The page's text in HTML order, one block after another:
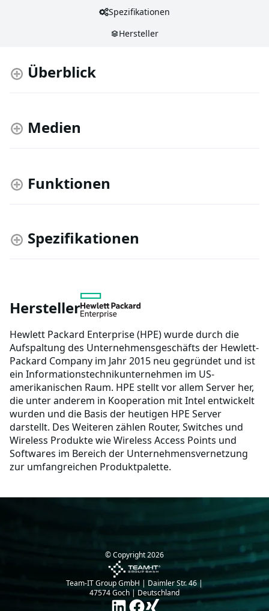
Spezifikationen
Hersteller
Überblick
Medien
Funktionen
Spezifikationen
Hersteller
Hewlett Packard Enterprise (HPE) wurde durch die
Aufspaltung des Unternehmensgeschäfts der Hewlett-
Packard Company im Jahr 2015 neu gegründet und ist
ein Informationstechnikunternehmen im US-
amerikanischen Raum. HPE stellt vor allem Server her,
die unter anderem in Kooperation mit Intel entwickelt
wurden und die Basis der heutigen HPE Server
darstellt. Des Weiteren zählen Router, Switches und
Wireless Produkte wie Wireless Access Points und
Softwares im Bereich der Unternehmensvernetzung
zur umfangreichen Produktpalette.
© Copyright2026
Team-IT Group GmbH | Daimler Str. 46 |
47574 Goch | Deutschland